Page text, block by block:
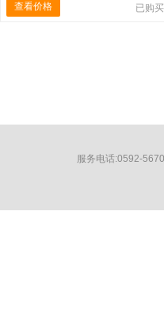
查看价格
已购买
服务电话:0592-